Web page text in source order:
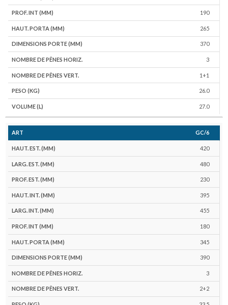
190
265
370
3
1+1
26.0
27.0
GC/6
420
480
230
395
455
180
345
390
3
2+2